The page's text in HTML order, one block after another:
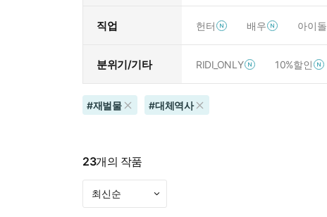
직업 헌터 배우 아이돌
분위기/기타 RIDI_ONLY 10%할인
#재벌물 #대체역사
23개의 작품